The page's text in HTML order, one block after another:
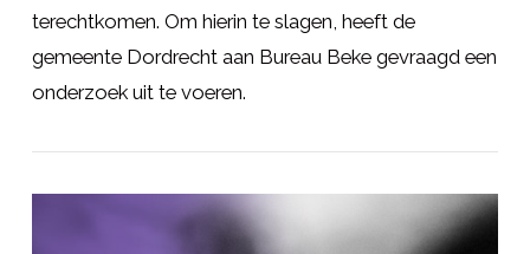
terechtkomen. Om hierin te slagen, heeft de
gemeente Dordrecht aan Bureau Beke gevraagd een
onderzoek uit te voeren.